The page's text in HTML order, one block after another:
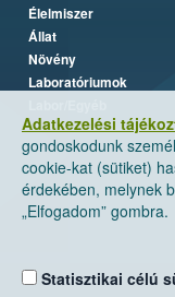
Adatkezelési
gondoskodunk
cookie-kat (sütiket)
érdekében, melynek
„Elfogadom” gombra.
Statisztikai célú
Élelmiszer
Állat
Növény
Laboratóriumok